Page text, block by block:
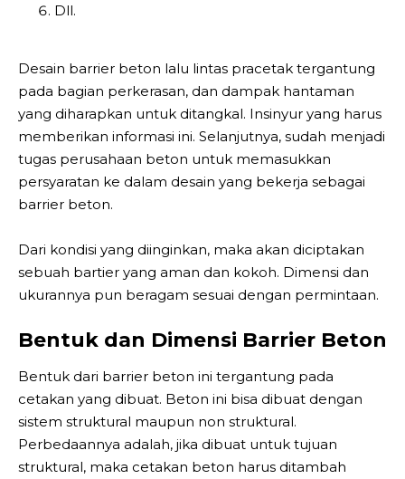
Dll.
Desain barrier beton lalu lintas pracetak tergantung
pada bagian perkerasan, dan dampak hantaman
yang diharapkan untuk ditangkal. Insinyur yang harus
memberikan informasi ini. Selanjutnya, sudah menjadi
tugas perusahaan beton untuk memasukkan
persyaratan ke dalam desain yang bekerja sebagai
barrier beton.
Dari kondisi yang diinginkan, maka akan diciptakan
sebuah bartier yang aman dan kokoh. Dimensi dan
ukurannya pun beragam sesuai dengan permintaan.
Bentuk dan Dimensi Barrier Beton
Bentuk dari barrier beton ini tergantung pada
cetakan yang dibuat. Beton ini bisa dibuat dengan
sistem struktural maupun non struktural.
Perbedaannya adalah, jika dibuat untuk tujuan
struktural, maka cetakan beton harus ditambah